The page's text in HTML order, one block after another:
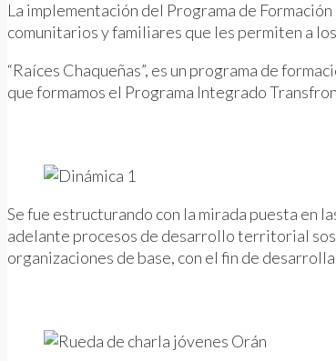
La implementación del Programa de
comunitarios y familiares que les permiten a
“Raíces Chaqueñas”, es un programa de
que formamos el Programa Integrado
Se fue estructurando con la mirada puesta en
adelante procesos de desarrollo territorial
organizaciones de base, con el fin de